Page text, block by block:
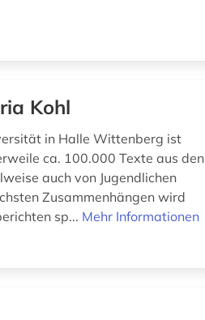
Kohl
in Halle Wittenberg ist
ca. 100.000 Texte aus den
auch von Jugendlichen
Zusammenhängen wird
sp... Mehr Informationen